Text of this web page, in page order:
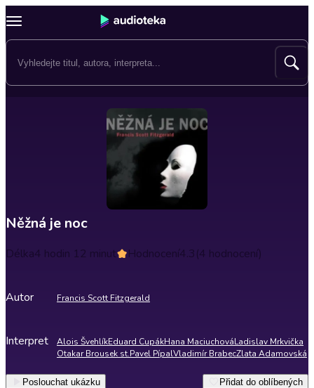
Něžná je noc
Délka4 hodin 12 minut Hodnocení4.3(4 hodnocení)
Autor Francis Scott Fitzgerald
Interpret Alois ŠvehlíkEduard CupákHana MaciuchováLadislav Mrkvička
Otakar Brousek st.Pavel PípalVladimír BrabecZlata Adamovská
Poslouchat ukázku Přidat do oblíbených